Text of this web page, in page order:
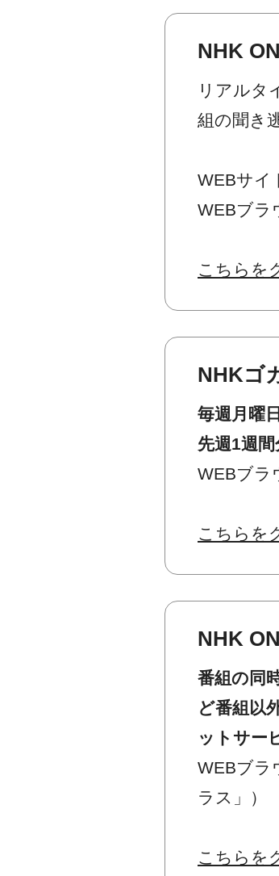
NHK
リアルタ
組の聞き
WEBサイ
WEBブラ
こちらを
NHKゴ
毎週月曜
先週1週間
WEBブラ
こちらを
NHK
番組の同
ど番組以
ットサー
WEBブラ
ラス」）
こちらを